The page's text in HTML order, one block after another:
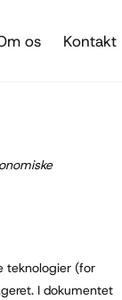
os Kontakt
teknologier (for
I dokumentet